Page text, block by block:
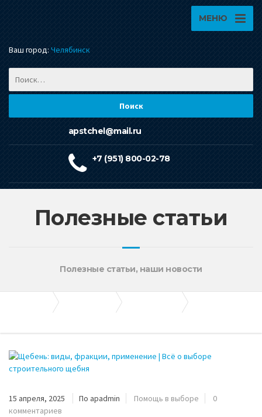
Ваш город: Челябинск
МЕНЮ
apstchel@mail.ru
+7 (951) 800-02-78
Полезные статьи
Полезные статьи, наши новости
15 апреля, 2025 По apadmin Помощь в выборе
0
комментариев